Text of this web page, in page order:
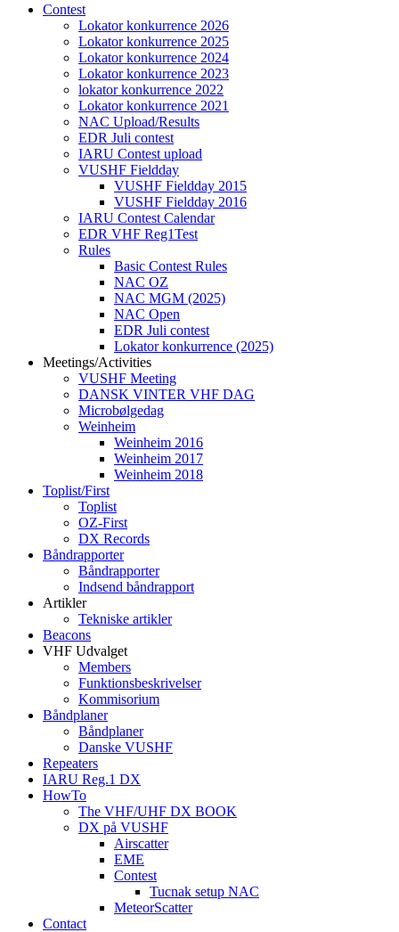
Contest
Lokator konkurrence 2026
Lokator konkurrence 2025
Lokator konkurrence 2024
Lokator konkurrence 2023
lokator konkurrence 2022
Lokator konkurrence 2021
NAC Upload/Results
EDR Juli contest
IARU Contest upload
VUSHF Fieldday
VUSHF Fieldday 2015
VUSHF Fieldday 2016
IARU Contest Calendar
EDR VHF Reg1Test
Rules
Basic Contest Rules
NAC OZ
NAC MGM (2025)
NAC Open
EDR Juli contest
Lokator konkurrence (2025)
Meetings/Activities
VUSHF Meeting
DANSK VINTER VHF DAG
Microbølgedag
Weinheim
Weinheim 2016
Weinheim 2017
Weinheim 2018
Toplist/First
Toplist
OZ-First
DX Records
Båndrapporter
Båndrapporter
Indsend båndrapport
Artikler
Tekniske artikler
Beacons
VHF Udvalget
Members
Funktionsbeskrivelser
Kommisorium
Båndplaner
Båndplaner
Danske VUSHF
Repeaters
IARU Reg.1 DX
HowTo
The VHF/UHF DX BOOK
DX på VUSHF
Airscatter
EME
Contest
Tucnak setup NAC
MeteorScatter
Contact